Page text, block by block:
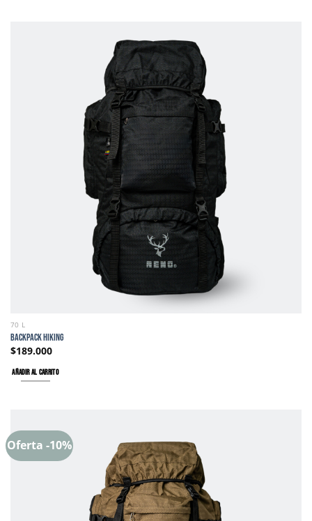
70 L
BACKPACK HIKING
$189.000
AÑADIR AL CARRITO
Oferta -10%